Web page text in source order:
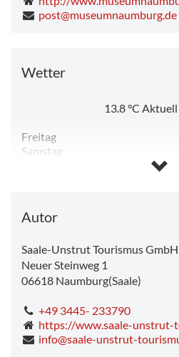
post@museumnaumburg.de
Wetter
13.8°C
Freitag
Samstag
Autor
Saale-Unstrut Tourismus GmbH
Neuer Steinweg 1
06618 Naumburg(Saale)
+49 3445- 233790
https://www.saale-unstrut-
info@saale-unstrut-